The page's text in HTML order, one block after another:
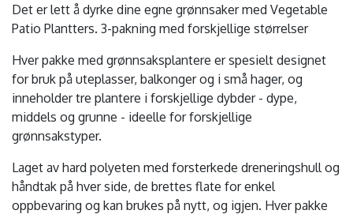
Det er lett å dyrke dine egne grønnsaker med Vegetable
Patio Plantters. 3-pakning med forskjellige størrelser
Hver pakke med grønnsaksplantere er spesielt designet
for bruk på uteplasser, balkonger og i små hager, og
inneholder tre plantere i forskjellige dybder - dype,
middels og grunne - ideelle for forskjellige
grønnsakstyper.
Laget av hard polyeten med forsterkede dreneringshull og
håndtak på hver side, de brettes flate for enkel
oppbevaring og kan brukes på nytt, og igjen. Hver pakke